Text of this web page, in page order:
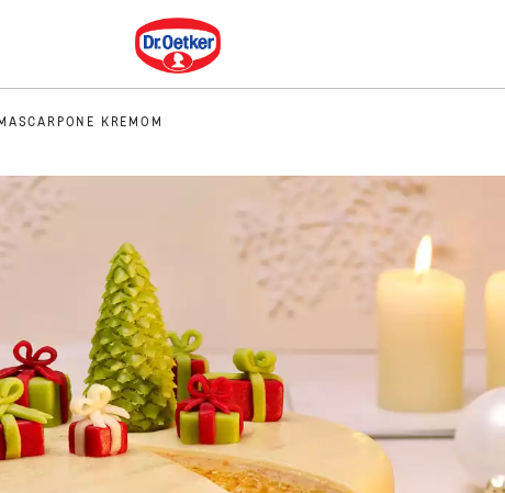
Dr. Oetker
KREMOM